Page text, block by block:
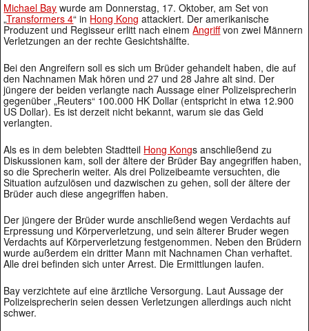
Michael Bay wurde am Donnerstag, 17. Oktober, am Set von
„Transformers 4“ in Hong Kong attackiert. Der amerikanische
Produzent und Regisseur erlitt nach einemAngriffvon zwei Männern
Verletzungen an der rechte Gesichtshälfte.
Bei den Angreifern soll es sich um Brüder gehandelt haben, die auf
den Nachnamen Mak hören und 27 und 28 Jahre alt sind. Der
jüngere der beiden verlangte nach Aussage einer Polizeisprecherin
gegenüber „Reuters“ 100.000 HK Dollar (entspricht in etwa 12.900
US Dollar). Es ist derzeit nicht bekannt, warum sie das Geld
verlangten.
Als es in dem belebten Stadtteil Hong Kongs anschließend zu
Diskussionen kam, soll der ältere der Brüder Bay angegriffen haben,
so die Sprecherin weiter. Als drei Polizeibeamte versuchten, die
Situation aufzulösen und dazwischen zu gehen, soll der ältere der
Brüder auch diese angegriffen haben.
Der jüngere der Brüder wurde anschließend wegen Verdachts auf
Erpressung und Körperverletzung, und sein älterer Bruder wegen
Verdachts auf Körperverletzung festgenommen. Neben den Brüdern
wurde außerdem ein dritter Mann mit Nachnamen Chan verhaftet.
Alle drei befinden sich unter Arrest. Die Ermittlungen laufen.
Bay verzichtete auf eine ärztliche Versorgung. Laut Aussage der
Polizeisprecherin seien dessen Verletzungen allerdings auch nicht
schwer.